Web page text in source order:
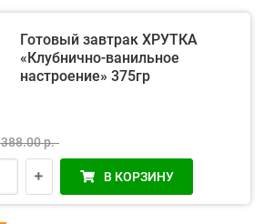
Готовый завтрак ХРУТКА
«Клубнично-ванильное
настроение» 375гр
388.00 р.
В КОРЗИНУ